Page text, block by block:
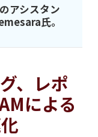
アシスタン
氏。
、レポ
による